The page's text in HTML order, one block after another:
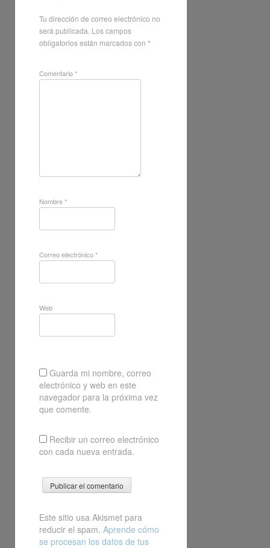
Tu dirección de correo electrónico no
será publicada. Los campos
obligatorios están marcados con *
Comentario*
Nombre*
Correo electrónico*
Web
Guarda mi nombre, correo
electrónico y web en este
navegador para la próxima vez
que comente.
Recibir un correo electrónico
con cada nueva entrada.
Este sitio usa Akismet para
reducir el spam. Aprende cómo
se procesan los datos de tus